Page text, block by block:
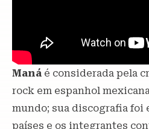
Maná é considerada pela
rock em espanhol
mundo; sua discografia foi
países e os integrantes